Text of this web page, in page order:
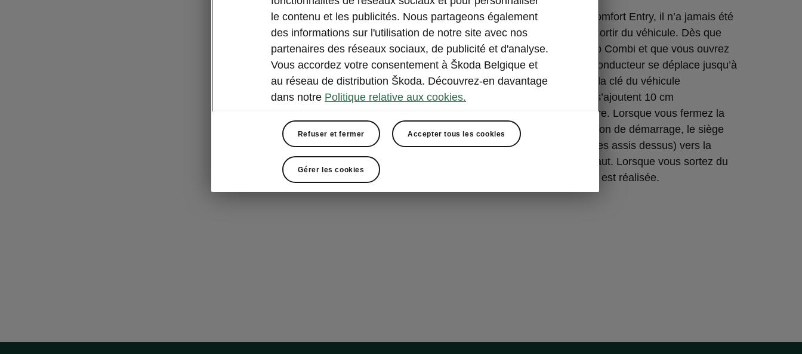
Grâce au système Smart Comfort Entry, il n’a jamais été
aussi simple d’entrer et de sortir du véhicule. Dès que
vous déverrouillez la Superb Combi et que vous ouvrez
la porte avant, le siège du conducteur se déplace jusqu’à
la position mémorisée pour la clé du véhicule
correspondante, à laquelle s’ajoutent 10 cm
supplémentaires vers l’arrière. Lorsque vous fermez la
porte et appuyez sur le bouton de démarrage, le siège
se déplace (lorsque vous êtes assis dessus) vers la
position mémorisée par défaut. Lorsque vous sortez du
véhicule, l’opération inverse est réalisée.
le contenu et les publicités. Nous partageons également
des informations sur l'utilisation de notre site avec nos
partenaires des réseaux sociaux, de publicité et d'analyse.
Vous accordez votre consentement à Škoda Belgique et
au réseau de distribution Škoda. Découvrez-en davantage
dans notre Politique relative aux cookies.
Refuser et fermer Accepter tous les cookies
Gérer les cookies